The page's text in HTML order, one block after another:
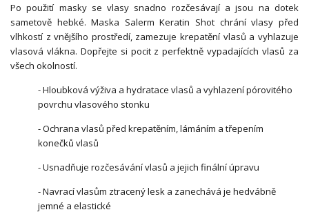
Po použití masky se vlasy snadno rozčesávají a jsou na dotek
sametově hebké. Maska Salerm Keratin Shot chrání vlasy před
vlhkostí z vnějšího prostředí, zamezuje krepatění vlasů a vyhlazuje
vlasová vlákna. Dopřejte si pocit z perfektně vypadajících vlasů za
všech okolností.
- Hloubková výživa a hydratace vlasů a vyhlazení pórovitého
povrchu vlasového stonku
- Ochrana vlasů před krepatěním, lámáním a třepením
konečků vlasů
- Usnadňuje rozčesávání vlasů a jejich finální úpravu
- Navrací vlasům ztracený lesk a zanechává je hedvábně
jemné a elastické